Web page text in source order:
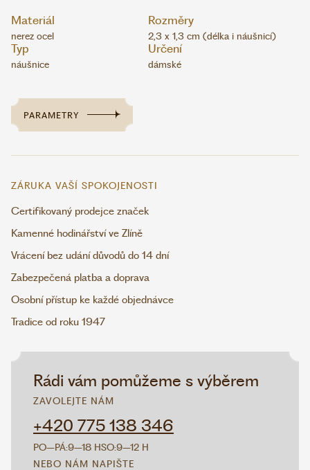
Rádi vám pomůžeme s výběrem
ZAVOLEJTE NÁM
+420 775 138 346
PO–PÁ:9–18 HSO:9–12 H
NEBO NÁM NAPIŠTE
Materiál
nerez ocel
Rozměry
2,3 x 1,3 cm (délka i náušnicí)
Typ
náušnice
Určení
dámské
PARAMETRY
ZÁRUKA VAŠÍ SPOKOJENOSTI
Certifikovaný prodejce značek
Kamenné hodinářství ve Zlíně
Vrácení bez udání důvodů do 14 dní
Zabezpečená platba a doprava
Osobní přístup ke každé objednávce
Tradice od roku 1947